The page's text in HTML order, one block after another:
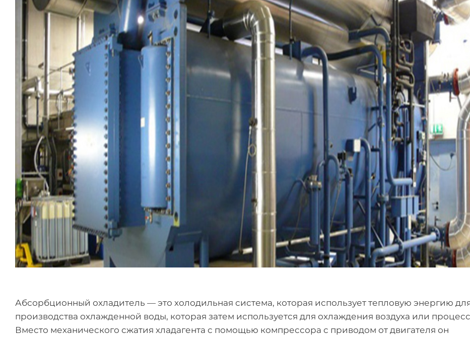
Абсорбционный охладитель — это холодильная система, которая использует тепловую энергию
производства охлажденной воды, которая затем используется для охлаждения воздуха или
Вместо механического сжатия хладагента с помощью компрессора с приводом от двигателя он